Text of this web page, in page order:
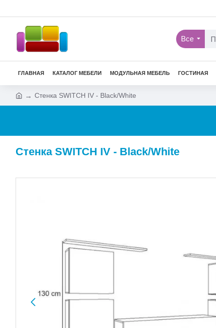
Все
ГЛАВНАЯ КАТАЛОГ МЕБЕЛИ МОДУЛЬНАЯ МЕБЕЛЬ ГОСТИНАЯ
Стенка SWITCH IV - Black/White
Стенка SWITCH IV - Black/White